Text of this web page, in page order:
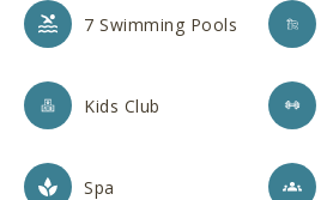
7 Swimming Pools
Kids Club
Spa